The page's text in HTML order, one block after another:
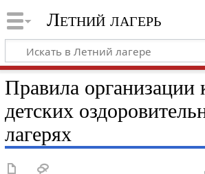
Летний лагерь
Правила организации
детских
лагерях